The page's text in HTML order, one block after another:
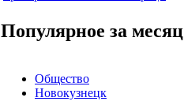
Популярное за месяц
Общество
Новокузнецк